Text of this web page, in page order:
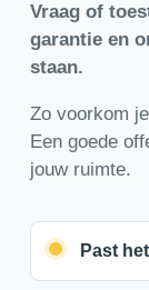
Vraag of
garantie en
staan.
Zo voorkom
Een goede
jouw ruimte.
Past